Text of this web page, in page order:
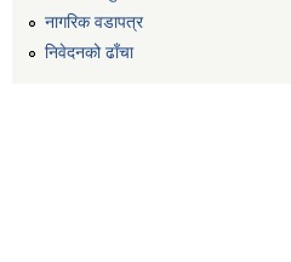
नागरिक वडापत्र
निवेदनको ढाँचा